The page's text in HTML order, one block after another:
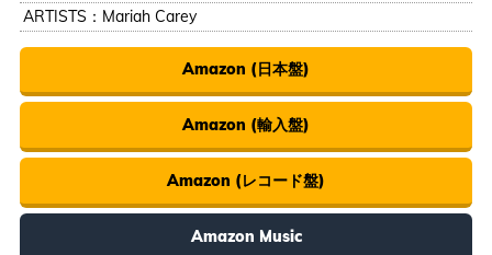
ARTISTS： Mariah Carey
Amazon (日本盤)
Amazon (輸入盤)
Amazon (レコード盤)
Amazon Music